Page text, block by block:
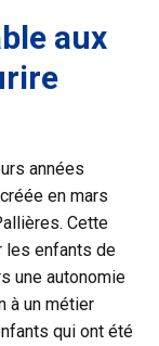
aux
années
en mars
Cette
les enfants de
une autonomie
à un métier
qui ont été